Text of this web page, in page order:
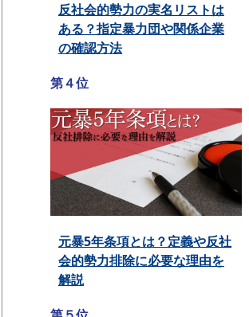
反社会的勢力の実名リストは
ある？指定暴力団や関係企業
の確認方法
第４位
元暴5年条項とは？定義や反社
会的勢力排除に必要な理由を
解説